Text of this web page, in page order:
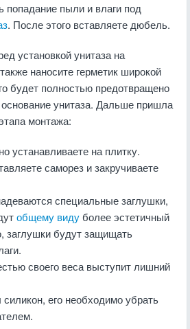
попадание пыли и влаги под
. После этого вставляете дюбель.
установкой унитаза на
наносите герметик широкой
будет полностью предотвращено
унитаза. Дальше пришла
монтажа:
устанавливаете на плитку.
саморез и закручиваете
специальные заглушки,
общему виду более эстетичный
заглушки будут защищать
своего веса выступит лишний
его необходимо убрать